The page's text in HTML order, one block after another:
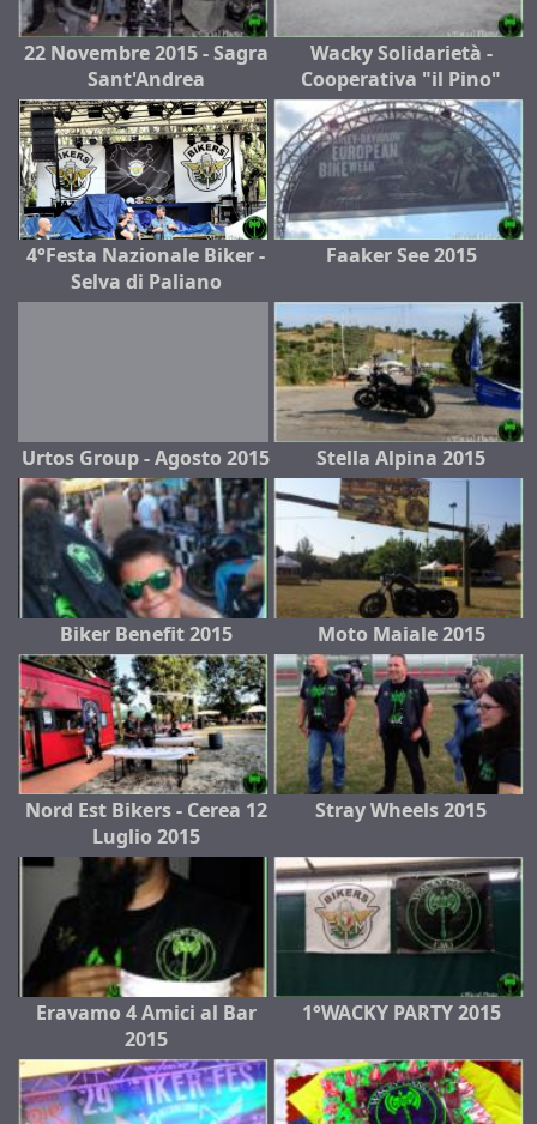
22 Novembre 2015 - Sagra
Sant'Andrea
Wacky Solidarietà -
Cooperativa "il Pino"
4°Festa Nazionale Biker -
Selva di Paliano
Faaker See 2015
Urtos Group - Agosto 2015 Stella Alpina 2015
Biker Benefit 2015 Moto Maiale 2015
Nord Est Bikers - Cerea 12
Luglio 2015
Stray Wheels 2015
Eravamo 4 Amici al Bar
2015
1°WACKY PARTY 2015